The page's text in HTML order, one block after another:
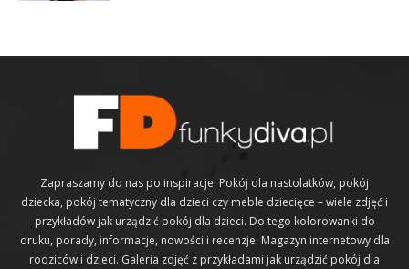
Zapraszamy do nas po inspiracje. Pokój dla nastolatków, pokój
dziecka, pokój tematyczny dla dzieci czy meble dziecięce – wiele zdjęć i
przykładów jak urządzić pokój dla dzieci. Do tego kolorowanki do
druku, porady, informacje, nowości i recenzje. Magazyn internetowy dla
rodziców i dzieci. Galeria zdjęć z przykładami jak urządzić pokój dla